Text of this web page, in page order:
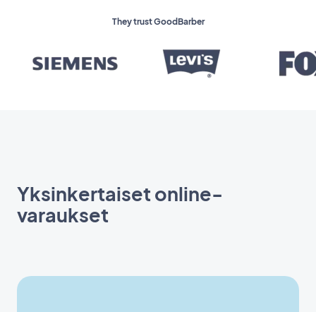
They trust GoodBarber
Yksinkertaiset online-
varaukset